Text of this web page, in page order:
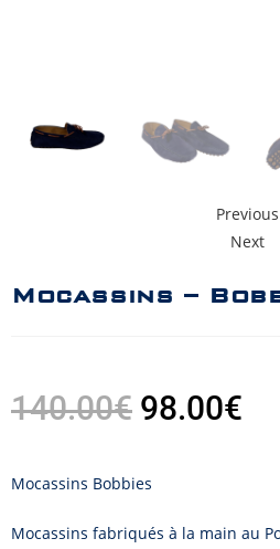
Previous
Next
Mocassins –
140.00€ 98.00€
Mocassins Bobbies
Mocassins fabriqués à la main au